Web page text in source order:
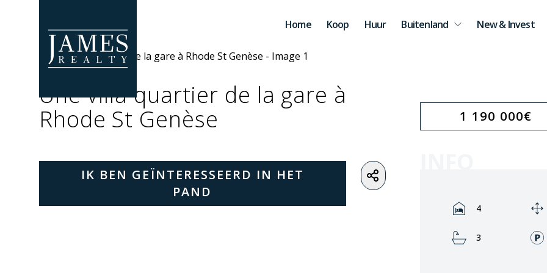
Home
Koop Huur Buitenland New & Invest
Une villa quartier de la gare à
Rhode St Genèse
IK BEN GEÏNTERESSEERD IN HET
PAND
1 190 000€
Rooms:
4
Bathrooms:
3